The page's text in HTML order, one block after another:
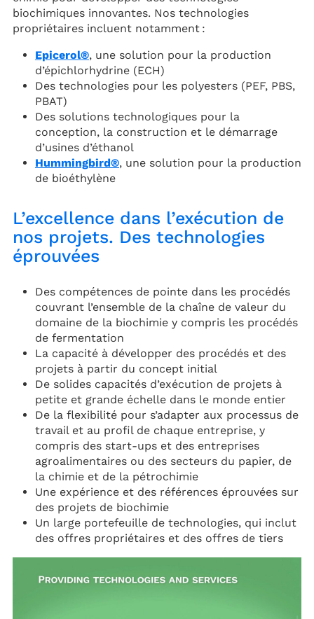
biochimiques innovantes. Nos technologies
propriétaires incluent notamment :
Epicerol®, une solution pour la production
d’épichlorhydrine (ECH)
Des technologies pour les polyesters (PEF, PBS,
PBAT)
Des solutions technologiques pour la
conception, la construction et le démarrage
d’usines d’éthanol
Hummingbird®, une solution pour la production
de bioéthylène
L’excellence dans l’exécution de
nos projets. Des technologies
éprouvées
Des compétences de pointe dans les procédés
couvrant l’ensemble de la chaîne de valeur du
domaine de la biochimie y compris les procédés
de fermentation
La capacité à développer des procédés et des
projets à partir du concept initial
De solides capacités d’exécution de projets à
petite et grande échelle dans le monde entier
De la flexibilité pour s’adapter aux processus de
travail et au profil de chaque entreprise, y
compris des start-ups et des entreprises
agroalimentaires ou des secteurs du papier, de
la chimie et de la pétrochimie
Une expérience et des références éprouvées sur
des projets de biochimie
Un large portefeuille de technologies, qui inclut
des offres propriétaires et des offres de tiers